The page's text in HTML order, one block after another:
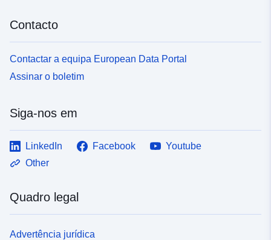
Contacto
Contactar a equipa European Data Portal
Assinar o boletim
Siga-nos em
LinkedIn Facebook
Youtube
Other
Quadro legal
Advertência jurídica